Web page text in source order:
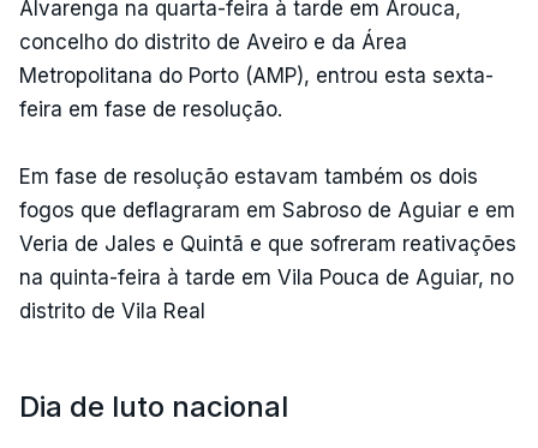
Alvarenga na quarta-feira à tarde em Arouca,
concelho do distrito de Aveiro e da Área
Metropolitana do Porto (AMP), entrou esta sexta-
feira em fase de resolução.
Em fase de resolução estavam também os dois
fogos que deflagraram em Sabroso de Aguiar e em
Veria de Jales e Quintã e que sofreram reativações
na quinta-feira à tarde em Vila Pouca de Aguiar, no
distrito de Vila Real
Dia de luto nacional